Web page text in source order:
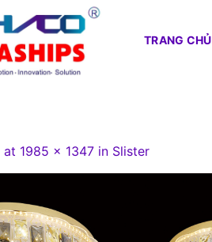
TRANG CHỦ
at 1985 × 1347 in Slister